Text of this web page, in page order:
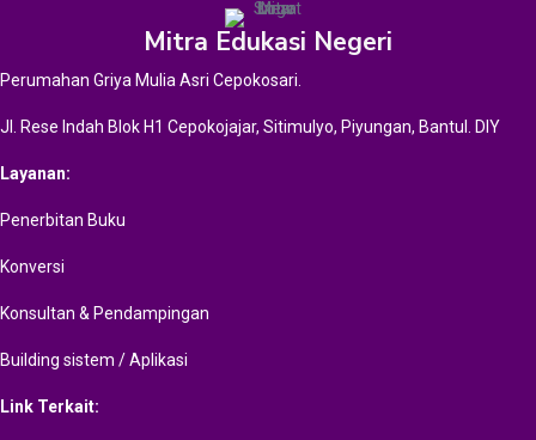
Mitra Edukasi Negeri
Perumahan Griya Mulia Asri Cepokosari.
Jl. Rese Indah Blok H1 Cepokojajar, Sitimulyo, Piyungan, Bantul. DIY
Layanan:
Penerbitan Buku
Konversi
Konsultan & Pendampingan
Building sistem / Aplikasi
Link Terkait: